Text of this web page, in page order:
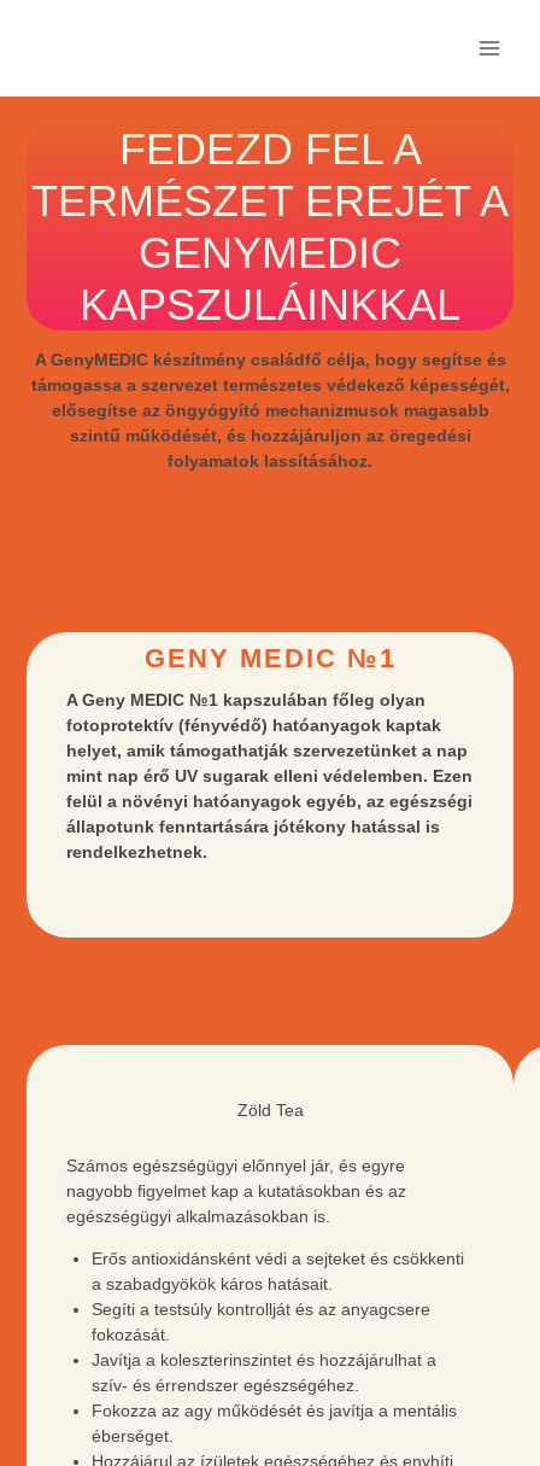
FEDEZD FEL A
TERMÉSZET EREJÉT A
GENYMEDIC
KAPSZULÁINKKAL
A GenyMEDIC készítmény családfő célja, hogy segítse és
támogassa a szervezet természetes védekező képességét,
elősegítse az öngyógyító mechanizmusok magasabb
szintű működését, és hozzájáruljon az öregedési
folyamatok lassításához.
GENY MEDIC №1
A Geny MEDIC №1 kapszulában főleg olyan
fotoprotektív (fényvédő) hatóanyagok kaptak
helyet, amik támogathatják szervezetünket a nap
mint nap érő UV sugarak elleni védelemben. Ezen
felül a növényi hatóanyagok egyéb, az egészségi
állapotunk fenntartására jótékony hatással is
rendelkezhetnek.
ZÖLD
TEA
Zöld Tea
Számos egészségügyi előnnyel jár, és egyre
nagyobb figyelmet kap a kutatásokban és az
egészségügyi alkalmazásokban is.
Erős antioxidánsként védi a sejteket és csökkenti
a szabadgyökök káros hatásait.
Segíti a testsúly kontrollját és az anyagcsere
fokozását.
Javítja a koleszterinszintet és hozzájárulhat a
szív- és érrendszer egészségéhez.
Fokozza az agy működését és javítja a mentális
éberséget.
Hozzájárul az ízületek egészségéhez és enyhíti